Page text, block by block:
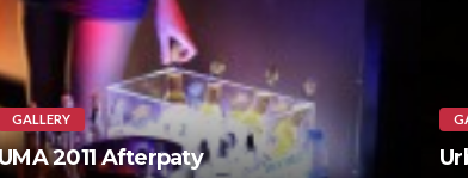
GALLERY
2011 Afterpaty